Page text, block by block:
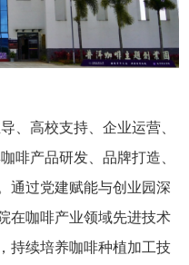
、高校支持、企业运营、
啡产品研发、品牌打造、
通过党建赋能与创业园深
在咖啡产业领域先进技术
持续培养咖啡种植加工技